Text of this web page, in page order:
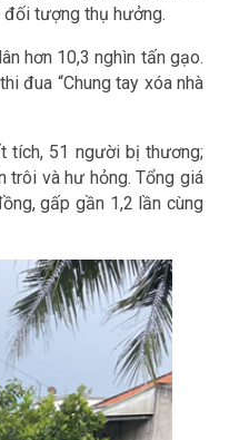
đối tượng thụ hưởng.
hơn 10,3 nghìn tấn gạo.
đua “Chung tay xóa nhà
tích, 51 người bị thương;
trôi và hư hỏng. Tổng giá
gấp gần 1,2 lần cùng